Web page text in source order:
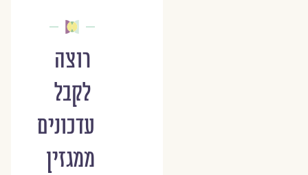
רוצה
לקבל
עדכונים
ממגזין